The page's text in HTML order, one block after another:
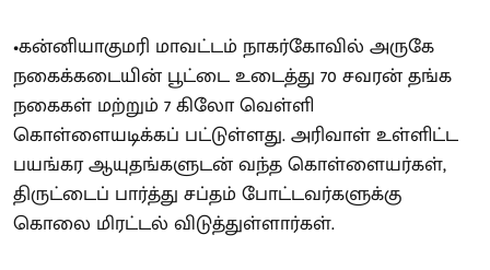
•கன்னியாகுமரி மாவட்டம் நாகர்கோவில் அருகே
நகைக்கடையின் பூட்டை உடைத்து 70 சவரன் தங்க
நகைகள் மற்றும் 7 கிலோ வெள்ளி
கொள்ளையடிக்கப் பட்டுள்ளது. அரிவாள் உள்ளிட்ட
பயங்கர ஆயுதங்களுடன் வந்த கொள்ளையர்கள்,
திருட்டைப் பார்த்து சப்தம் போட்டவர்களுக்கு
கொலை மிரட்டல் விடுத்துள்ளார்கள்.